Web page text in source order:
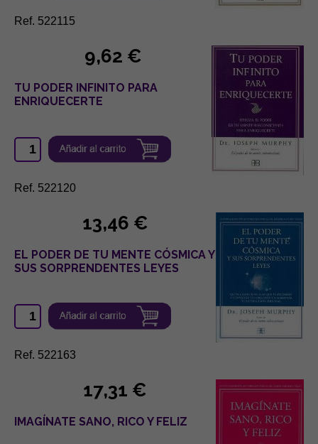
Ref. 522115
9,62 €
TU PODER INFINITO PARA
ENRIQUECERTE
Ref. 522120
13,46 €
EL PODER DE TU MENTE CÓSMICA Y
SUS SORPRENDENTES LEYES
Ref. 522163
17,31 €
IMAGÍNATE SANO, RICO Y FELIZ